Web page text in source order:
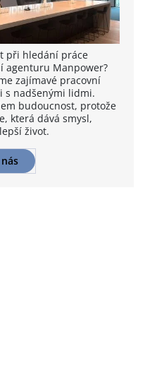
při hledání práce
agenturu Manpower?
zajímavé pracovní
s nadšenými lidmi.
budoucnost, protože
která dává smysl,
život.